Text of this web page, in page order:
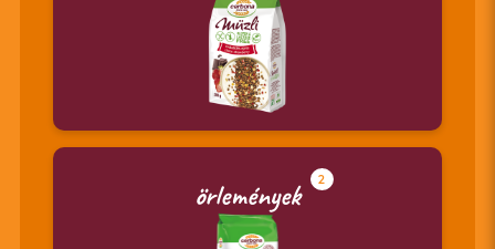
2
örlemények